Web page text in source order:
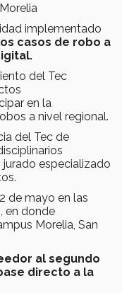
implementado
casos de robo a
del Tec
en la
a nivel regional.
del Tec de
especializado
de mayo en las
en donde
Morelia, San
al segundo
directo a la